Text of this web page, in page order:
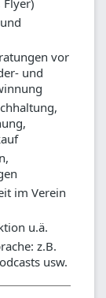
vor
und
im Verein
u.ä.
z.B.
usw.